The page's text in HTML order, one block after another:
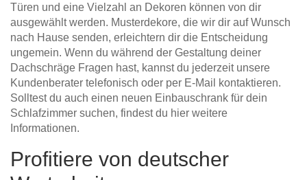
Türen und eine Vielzahl an Dekoren können von dir
ausgewählt werden. Musterdekore, die wir dir auf Wunsch
nach Hause senden, erleichtern dir die Entscheidung
ungemein. Wenn du während der Gestaltung deiner
Dachschräge Fragen hast, kannst du jederzeit unsere
Kundenberater telefonisch oder per E-Mail kontaktieren.
Solltest du auch einen neuen Einbauschrank für dein
Schlafzimmer suchen, findest du hier weitere
Informationen.
Profitiere von deutscher